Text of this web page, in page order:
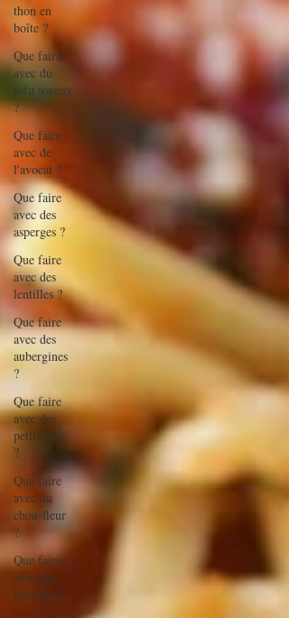
thon en
boîte ?
Que faire
avec du
tofu soyeux
?
Que faire
avec de
l'avocat ?
Que faire
avec des
asperges ?
Que faire
avec des
lentilles ?
Que faire
avec des
aubergines
?
Que faire
avec des
petits pois
?
Que faire
avec du
chou-fleur
?
Que faire
avec des
brocolis ?